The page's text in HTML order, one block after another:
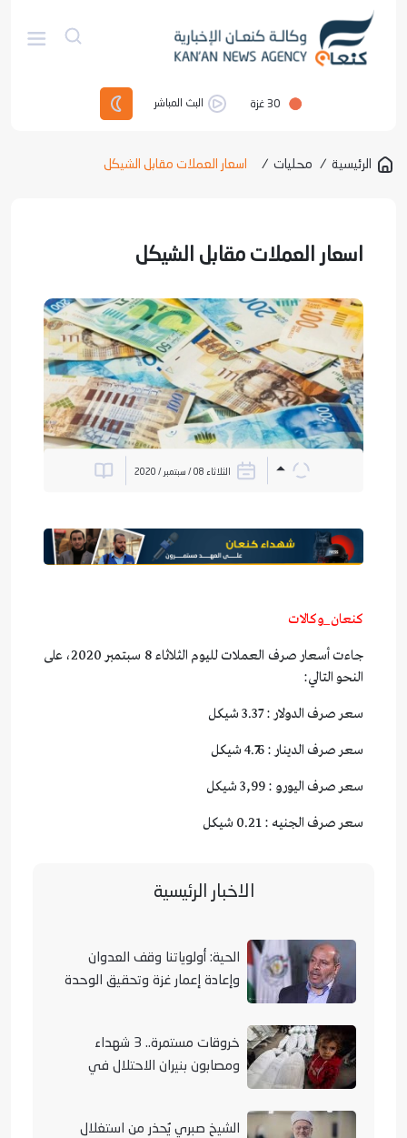
30 غزة البث المباشر
الرئيسية / محليات / اسعار العملات مقابل الشيكل
اسعار العملات مقابل الشيكل
الثلاثاء 08 / سبتمبر / 2020
كنعان_وكالات
جاءت أسعار صرف العملات لليوم الثلاثاء 8 سبتمبر 2020، على
النحو التالي:
سعر صرف الدولار : 3.37 شيكل
سعر صرف الدينار : 4.76 شيكل
سعر صرف اليورو : 3,99 شيكل
سعر صرف الجنيه : 0.21 شيكل
الاخبار الرئيسية
الحية: أولوياتنا وقف العدوان
وإعادة إعمار غزة وتحقيق الوحدة
خروقات مستمرة.. 3 شهداء
ومصابون بنيران الاحتلال في
الشيخ صبري يُحذر من استغلال